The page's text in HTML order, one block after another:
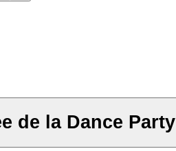
de la Dance Party